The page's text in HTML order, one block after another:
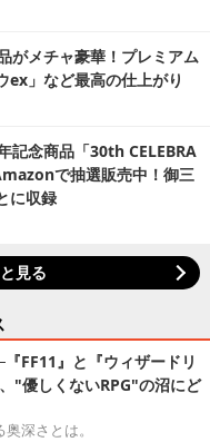
がメチャ豪華！プレミアム
ex」など最高の仕上がり
記念商品「30th CELEBRA
で抽選販売中！御三
に収録
見る
FF11』と『ウィザードリ
"優しくないRPG"の沼にど
深さとは。